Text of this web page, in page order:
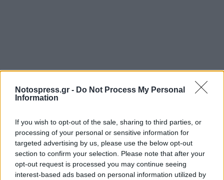
Notospress.gr - Do Not Process My Personal
Information
If you wish to opt-out of the sale, sharing to third parties, or
processing of your personal or sensitive information for
targeted advertising by us, please use the below opt-out
section to confirm your selection. Please note that after your
opt-out request is processed you may continue seeing
interest-based ads based on personal information utilized by